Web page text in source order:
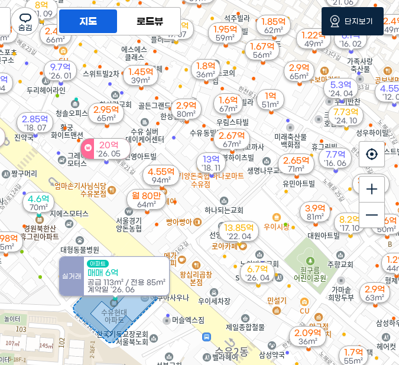
2.09억
36m²
실거래
아파트
매매 6억
공급 113m² / 전용 85m²
계약일 '26. 06
월 80만
64m²
20억
'26. 05
6.7억
'26. 04
1.8억
36m²
2.9억
63m²
9.7억
'26. 01
3.05억
58m²
1.45억
39m²
2.9억
80m²
1.7억
55m²
2.6억
50m²
1억
51m²
억
1.85억
62m²
2.65억
71m²
7.73억
'24. 10
2.4
4.6억
70m²
5.3억
'24. 04
4.55억
94m²
1.95억
59m²
2.9억
65m²
2.4억
66m²
3.9억
81m²
2.67억
67m²
13.85억
'22. 04
억
8억
'21. 09
'21. 06
2.95억
65m²
1.6억
67m²
1.22억
49m²
13억
'18. 11
2.85억
'18. 07
8.2억
'17. 10
6.79억
'17. 07
7.7억
'16. 06
6.1억
'16. 02
1.67억
56m²
4.55
'12.
지도 로드뷰 단지보기